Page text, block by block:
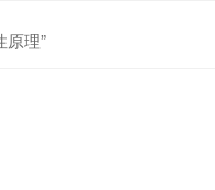
原理”